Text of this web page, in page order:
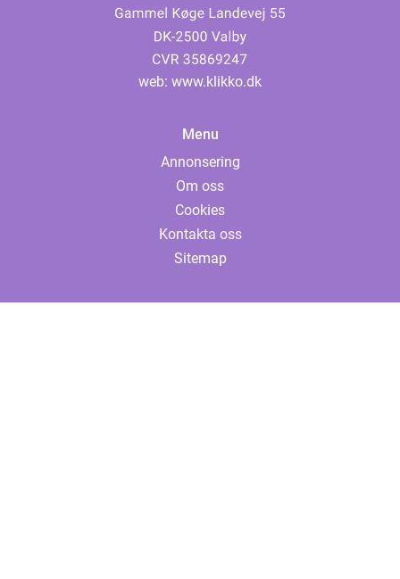
web: www.klikko.dk
Menu
Annonsering
Om oss
Cookies
Kontakta oss
Sitemap